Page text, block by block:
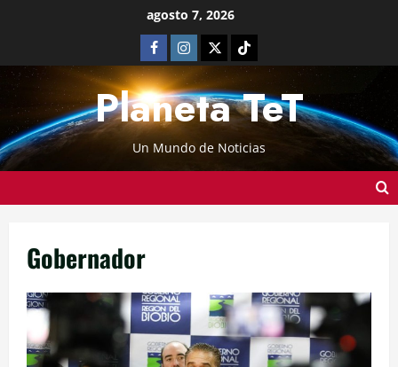
agosto 7, 2026
Planeta TeT
Un Mundo de Noticias
Gobernador